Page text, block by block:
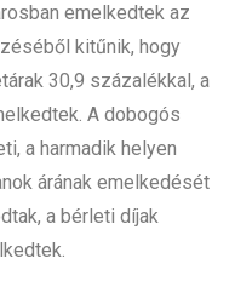
emelkedtek az
kitűnik, hogy
30,9 százalékkal, a
A dobogós
a harmadik helyen
árának emelkedését
a bérleti díjak